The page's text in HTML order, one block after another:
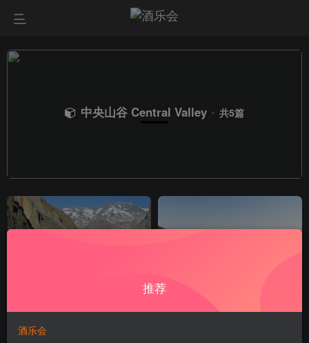
中央山谷 Central Valley 共5篇
中央山谷Central Valley 兰佩谷（Rapel Valley）
推荐
酒乐会